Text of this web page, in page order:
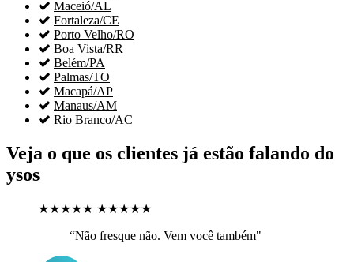
 Maceió/AL
 Fortaleza/CE
 Porto Velho/RO
 Boa Vista/RR
 Belém/PA
 Palmas/TO
 Macapá/AP
 Manaus/AM
 Rio Branco/AC
Veja o que os clientes já estão falando do
ysos
★★★★★ ★★★★★
“Não fresque não. Vem você também"